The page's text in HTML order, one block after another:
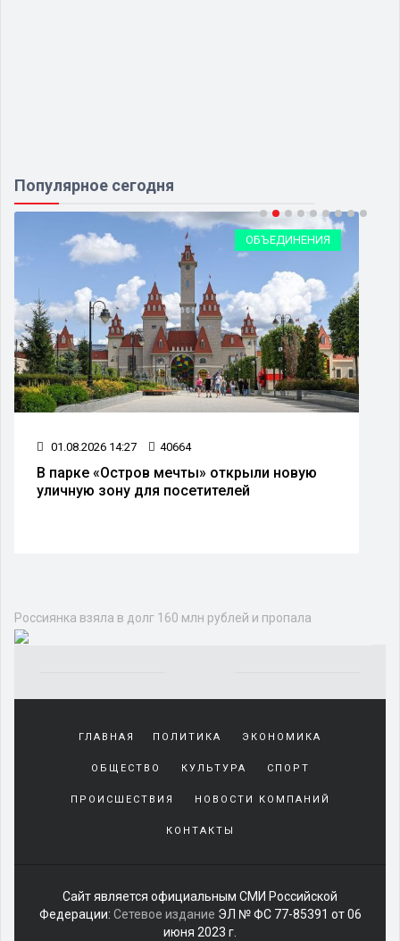
Популярное сегодня
ОБЪЕДИНЕНИЯ
01.08.2026 14:27 40664
В парке «Остров мечты» открыли новую
уличную зону для посетителей
Россиянка взяла в долг 160 млн рублей и пропала
sürekli
beraber
geçirerek
harcadığı
yakın
olan
ГЛАВНАЯ ПОЛИТИКА ЭКОНОМИКА
ОБЩЕСТВО КУЛЬТУРА СПОРТ
ПРОИСШЕСТВИЯ НОВОСТИ КОМПАНИЙ
КОНТАКТЫ
Сайт является официальным СМИ Российской
Федерации: Сетевое издание ЭЛ № ФС 77-85391 от 06
июня 2023 г.